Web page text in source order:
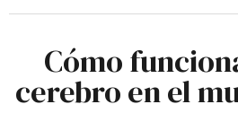
Cómo
cerebro en el